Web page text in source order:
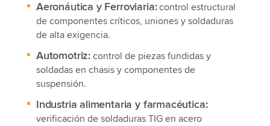
Aeronáutica y Ferroviaria:control estructural
de componentes críticos, uniones y soldaduras
de alta exigencia.
Automotriz: control de piezas fundidas y
soldadas en chasis y componentes de
suspensión.
Industria alimentaria y farmacéutica:
verificación de soldaduras TIG en acero